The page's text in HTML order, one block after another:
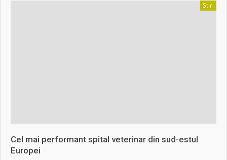
Stiri
Cel mai performant spital veterinar din sud-estul
Europei